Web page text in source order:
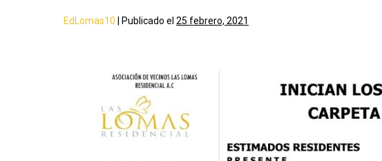
EdLomas10 Publicado el 25 febrero, 2021